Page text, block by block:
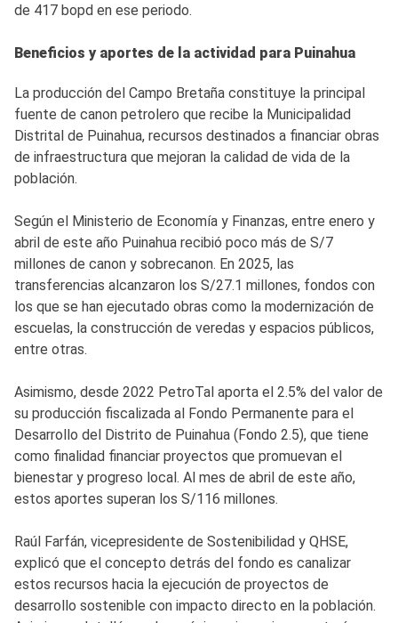
de 417 bopd en ese periodo.
Beneficios y aportes de la actividad para Puinahua
La producción del Campo Bretaña constituye la principal
fuente de canon petrolero que recibe la Municipalidad
Distrital de Puinahua, recursos destinados a financiar obras
de infraestructura que mejoran la calidad de vida de la
población.
Según el Ministerio de Economía y Finanzas, entre enero y
abril de este año Puinahua recibió poco más de S/7
millones de canon y sobrecanon. En 2025, las
transferencias alcanzaron los S/27.1 millones, fondos con
los que se han ejecutado obras como la modernización de
escuelas, la construcción de veredas y espacios públicos,
entre otras.
Asimismo, desde 2022 PetroTal aporta el 2.5% del valor de
su producción fiscalizada al Fondo Permanente para el
Desarrollo del Distrito de Puinahua (Fondo 2.5), que tiene
como finalidad financiar proyectos que promuevan el
bienestar y progreso local. Al mes de abril de este año,
estos aportes superan los S/116 millones.
Raúl Farfán, vicepresidente de Sostenibilidad y QHSE,
explicó que el concepto detrás del fondo es canalizar
estos recursos hacia la ejecución de proyectos de
desarrollo sostenible con impacto directo en la población.